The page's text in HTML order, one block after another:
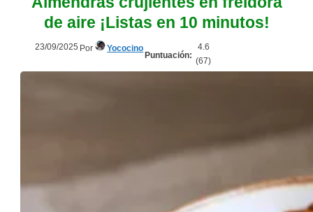
de aire ¡Listas en 10 minutos!
23/09/2025 Por Yococino
Puntuación:
4.6
(67)